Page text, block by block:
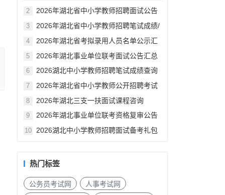
2
2026年湖北省中小学教师招聘面试公告
3
2026年湖北省中小学教师招聘笔试成绩/
4
2026年湖北省考拟录用人员名单公示汇
5 2026年湖北事业单位联考面试公告汇总
6
2026湖北中小学教师招聘笔试成绩查询
7
2026年湖北省中小学教师公开招聘考试
8 2026年湖北三支一扶面试课程咨询
9
2026年湖北事业单位联考资格复审公告
10 2026湖北中小学教师招聘面试备考礼包
热门标签
公务员考试网
人事考试网